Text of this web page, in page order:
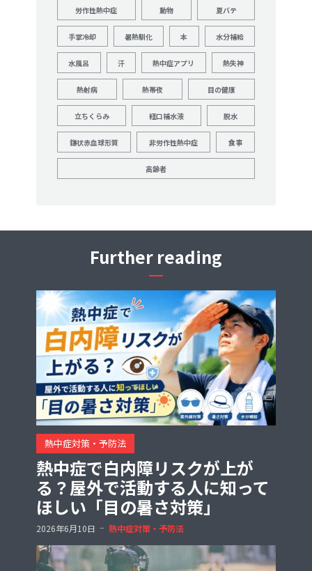
労作性熱中症 動物 夏バテ
手掌冷却 暑熱馴化 本 水分補給
水風呂 汗 熱中症アプリ 熱失神
熱射病 熱帯夜 目の健康
立ちくらみ 経口補水液 脱水
鎌状赤血球形質 非労作性熱中症 食事
高齢者
Further reading
熱中症対策・予防法
熱中症で白内障リスクが上が
る？屋外で活動する人に知って
ほしい「目の暑さ対策」
2026年6月10日 熱中症対策・予防法